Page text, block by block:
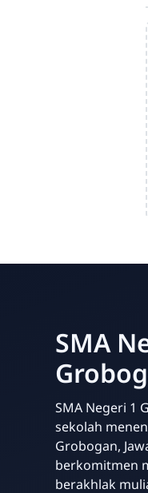
SMA
SMA Negeri 1
sekolah
Grobogan,
berkomitmen
berakhlak